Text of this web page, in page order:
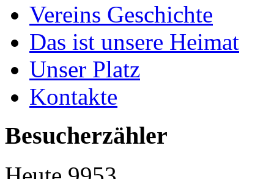
Vereins Geschichte
Das ist unsere Heimat
Unser Platz
Kontakte
Besucherzähler